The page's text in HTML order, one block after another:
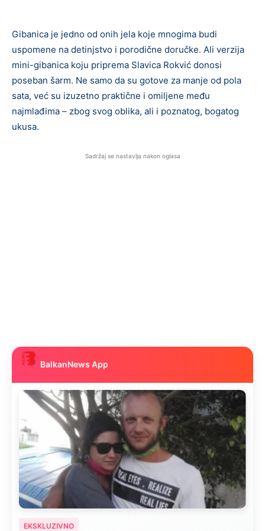
Gibanica je jedno od onih jela koje mnogima budi
uspomene na detinjstvo i porodične doručke. Ali verzija
mini-gibanica koju priprema Slavica Rokvić donosi
poseban šarm. Ne samo da su gotove za manje od pola
sata, već su izuzetno praktične i omiljene među
najmlađima – zbog svog oblika, ali i poznatog, bogatog
ukusa.
Sadržaj se nastavlja nakon oglasa
BalkanNews App
EKSKLUZIVNO